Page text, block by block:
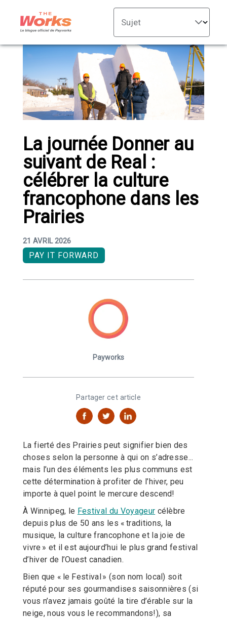
Sujet
La journée Donner au
suivant de Real :
célébrer la culture
francophone dans les
Prairies
21 AVRIL 2026
PAY IT FORWARD
Payworks
Partager cet article
La fierté des Prairies peut signifier bien des
choses selon la personne à qui on s’adresse...
mais l’un des éléments les plus communs est
cette détermination à profiter de l’hiver, peu
importe à quel point le mercure descend!
À Winnipeg, le Festival du Voyageur célèbre
depuis plus de 50 ans les « traditions, la
musique, la culture francophone et la joie de
vivre » et il est aujourd’hui le plus grand festival
d’hiver de l’Ouest canadien.
Bien que « le Festival » (son nom local) soit
réputé pour ses gourmandises saisonnières (si
vous n’avez jamais goûté la tire d’érable sur la
neige, nous vous le recommandons!), sa